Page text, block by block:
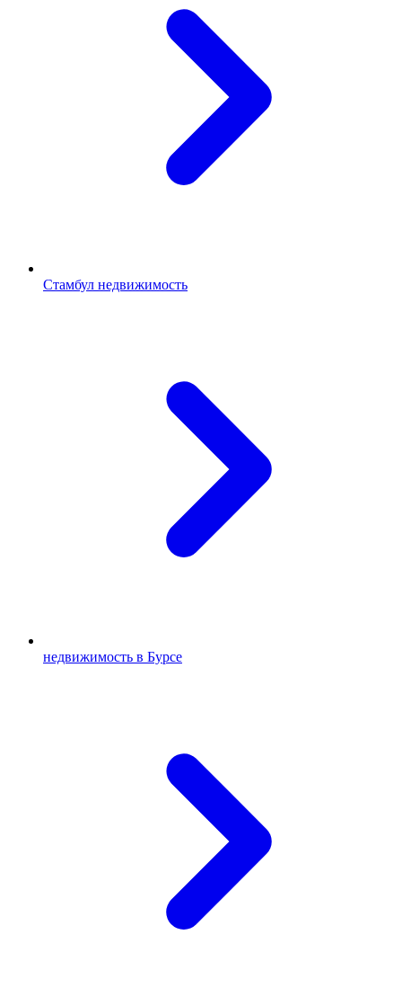
Стамбул недвижимость
недвижимость в Бурсе